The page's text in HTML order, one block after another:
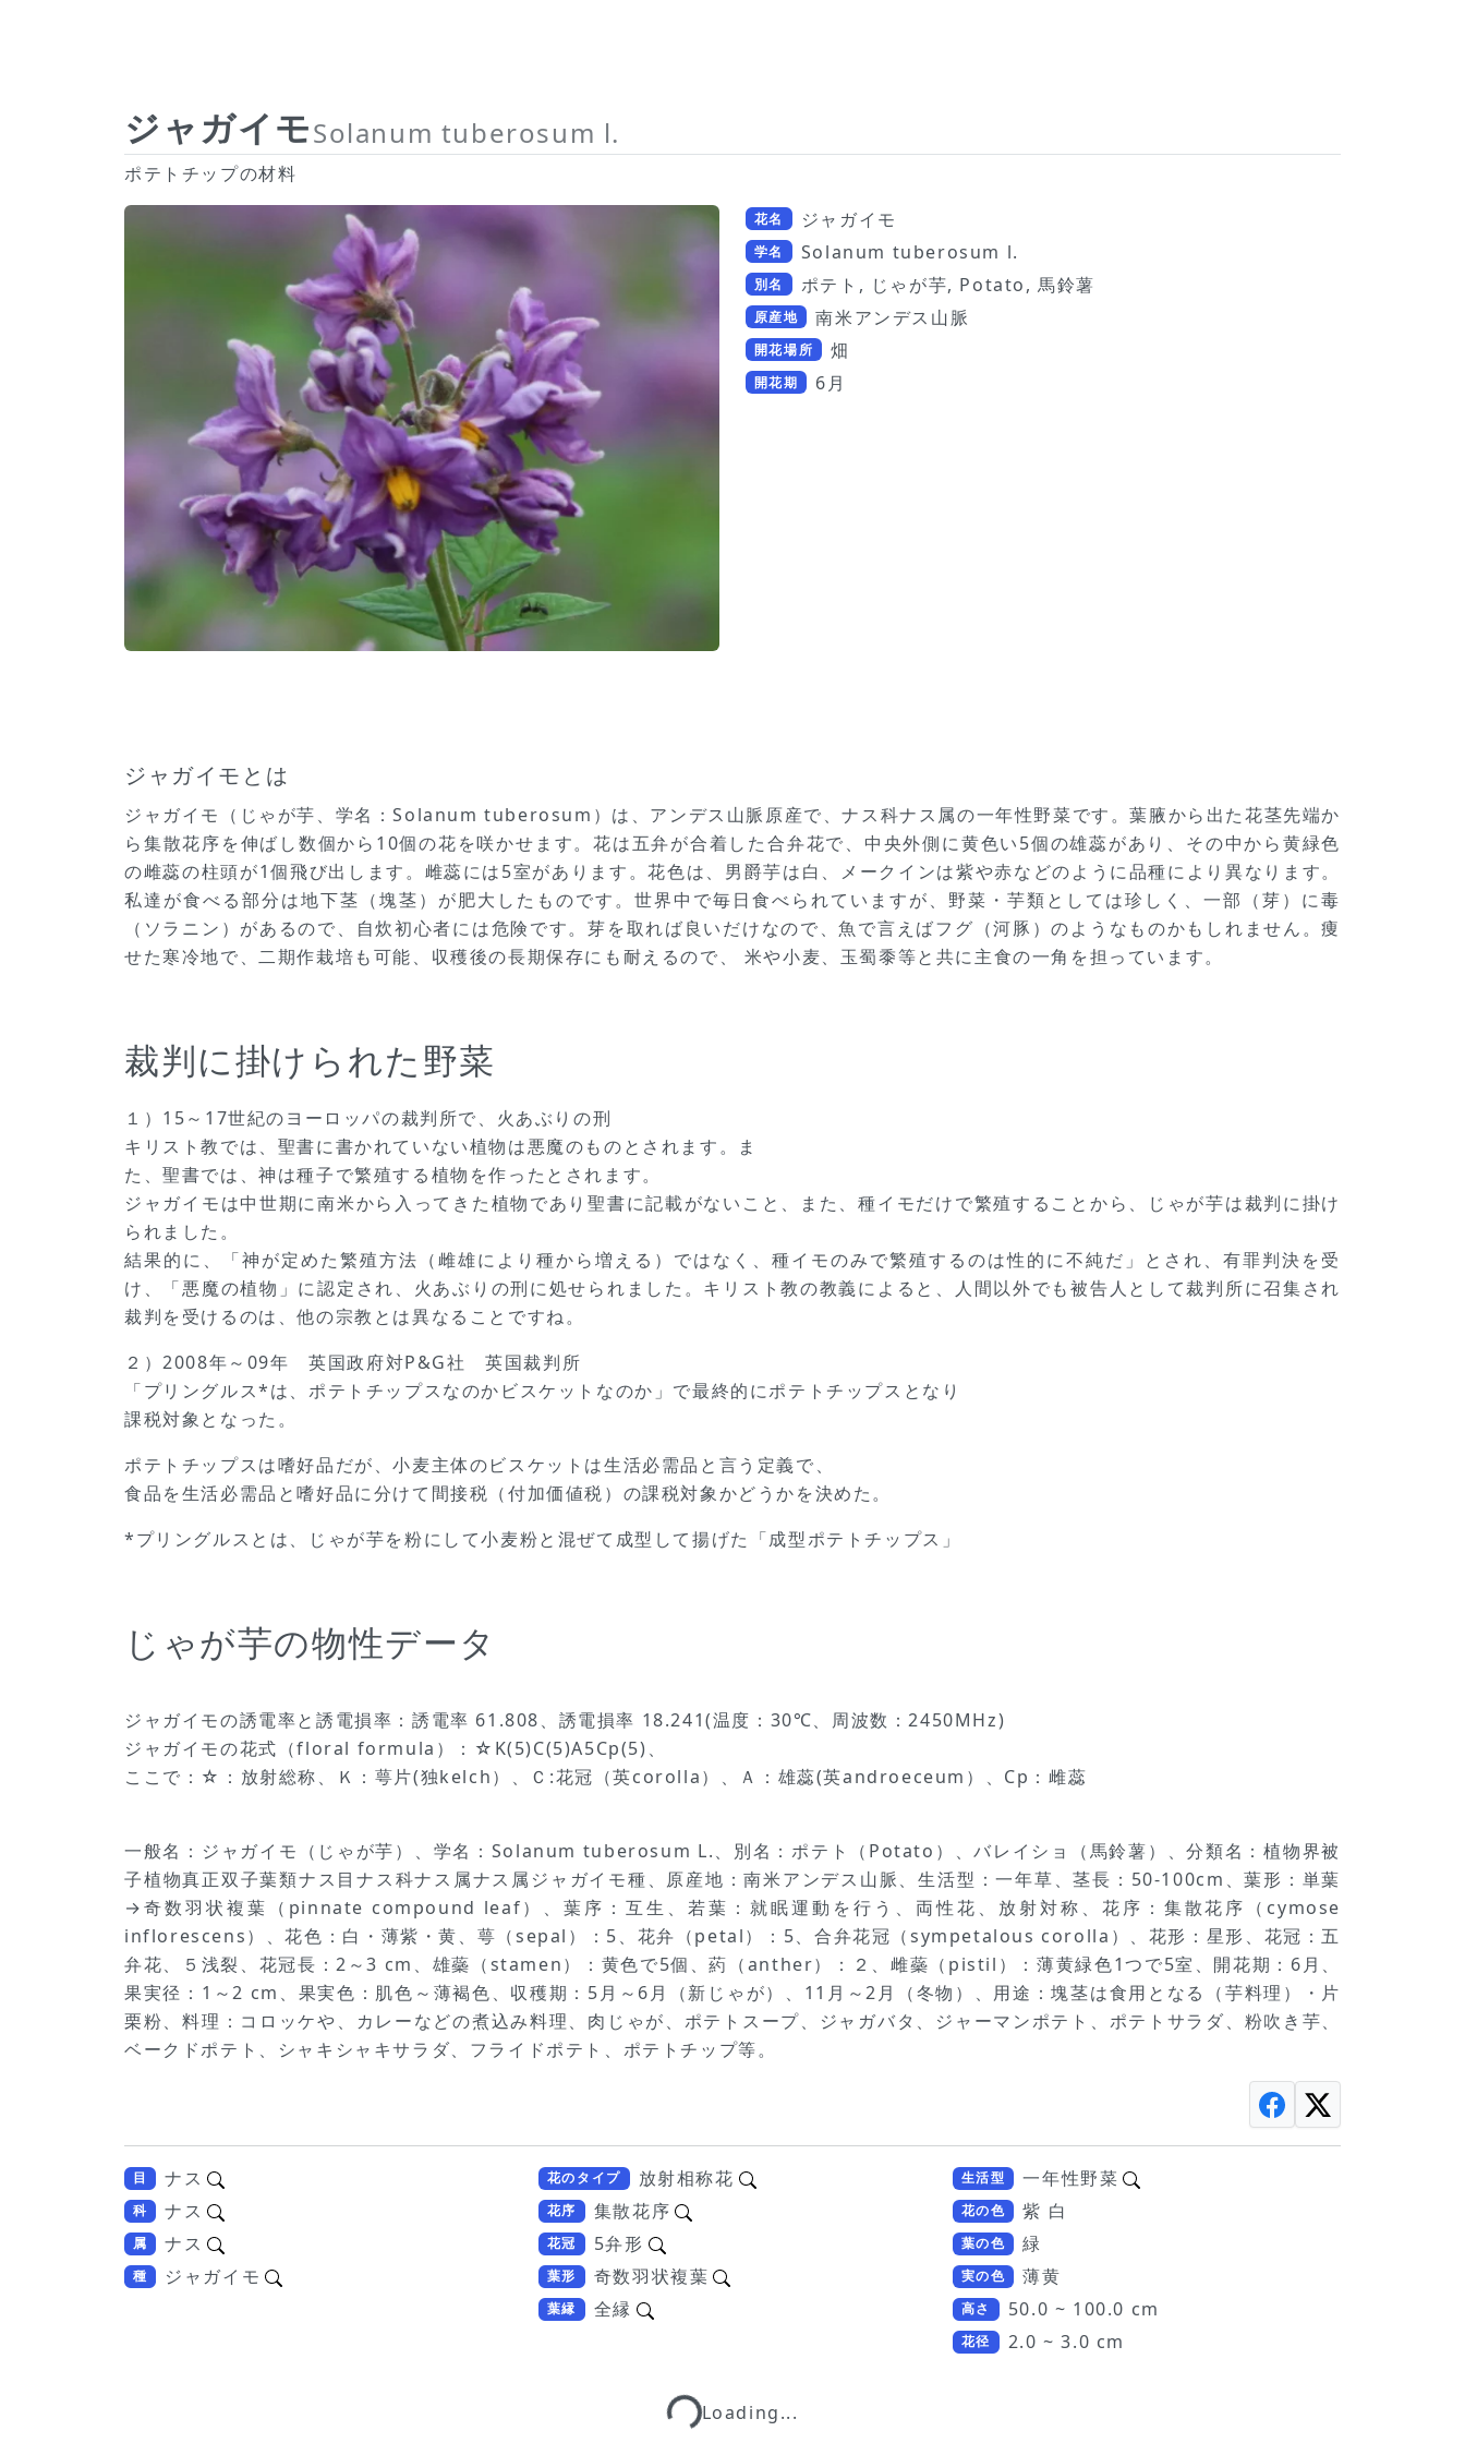
ジャガイモSolanum tuberosum l.
ポテトチップの材料
花名 ジャガイモ
学名 Solanum tuberosum l.
別名 ポテト, じゃが芋, Potato, 馬鈴薯
原産地 南米アンデス山脈
開花場所 畑
開花期 6月
ジャガイモとは
ジャガイモ（じゃが芋、学名：Solanum tuberosum）は、アンデス山脈原産で、ナス科ナス属の一年性野菜です。葉腋から出た花茎先端か
ら集散花序を伸ばし数個から10個の花を咲かせます。花は五弁が合着した合弁花で、中央外側に黄色い5個の雄蕊があり、その中から黄緑色
の雌蕊の柱頭が1個飛び出します。雌蕊には5室があります。花色は、男爵芋は白、メークインは紫や赤などのように品種により異なります。
私達が食べる部分は地下茎（塊茎）が肥大したものです。世界中で毎日食べられていますが、野菜・芋類としては珍しく、一部（芽）に毒
（ソラニン）があるので、自炊初心者には危険です。芽を取れば良いだけなので、魚で言えばフグ（河豚）のようなものかもしれません。痩
せた寒冷地で、二期作栽培も可能、収穫後の長期保存にも耐えるので、 米や小麦、玉蜀黍等と共に主食の一角を担っています。
裁判に掛けられた野菜
１）15～17世紀のヨーロッパの裁判所で、火あぶりの刑
キリスト教では、聖書に書かれていない植物は悪魔のものとされます。ま
た、聖書では、神は種子で繁殖する植物を作ったとされます。
ジャガイモは中世期に南米から入ってきた植物であり聖書に記載がないこと、また、種イモだけで繁殖することから、じゃが芋は裁判に掛け
られました。
結果的に、「神が定めた繁殖方法（雌雄により種から増える）ではなく、種イモのみで繁殖するのは性的に不純だ」とされ、有罪判決を受
け、「悪魔の植物」に認定され、火あぶりの刑に処せられました。キリスト教の教義によると、人間以外でも被告人として裁判所に召集され
裁判を受けるのは、他の宗教とは異なることですね。
２）2008年～09年 英国政府対P&G社 英国裁判所
「プリングルス*は、ポテトチップスなのかビスケットなのか」で最終的にポテトチップスとなり
課税対象となった。
ポテトチップスは嗜好品だが、小麦主体のビスケットは生活必需品と言う定義で、
食品を生活必需品と嗜好品に分けて間接税（付加価値税）の課税対象かどうかを決めた。
*プリングルスとは、じゃが芋を粉にして小麦粉と混ぜて成型して揚げた「成型ポテトチップス」
じゃが芋の物性データ
ジャガイモの誘電率と誘電損率：誘電率 61.808、誘電損率 18.241(温度：30℃、周波数：2450MHz)
ジャガイモの花式（floral formula）：☆K(5)C(5)A5Cp(5)、
ここで：☆：放射総称、Ｋ：萼片(独kelch）、Ｃ:花冠（英corolla）、Ａ：雄蕊(英androeceum）、Cp：雌蕊
一般名：ジャガイモ（じゃが芋）、学名：Solanum tuberosum L.、別名：ポテト（Potato）、バレイショ（馬鈴薯）、分類名：植物界被
子植物真正双子葉類ナス目ナス科ナス属ナス属ジャガイモ種、原産地：南米アンデス山脈、生活型：一年草、茎長：50-100cm、葉形：単葉
→奇数羽状複葉（pinnate compound leaf）、葉序：互生、若葉：就眠運動を行う、両性花、放射対称、花序：集散花序（cymose
inflorescens）、花色：白・薄紫・黄、萼（sepal）：5、花弁（petal）：5、合弁花冠（sympetalous corolla）、花形：星形、花冠：五
弁花、５浅裂、花冠長：2～3 cm、雄蘂（stamen）：黄色で5個、葯（anther）：２、雌蘂（pistil）：薄黄緑色1つで5室、開花期：6月、
果実径：1～2 cm、果実色：肌色～薄褐色、収穫期：5月～6月（新じゃが）、11月～2月（冬物）、用途：塊茎は食用となる（芋料理）・片
栗粉、料理：コロッケや、カレーなどの煮込み料理、肉じゃが、ポテトスープ、ジャガバタ、ジャーマンポテト、ポテトサラダ、粉吹き芋、
ベークドポテト、シャキシャキサラダ、フライドポテト、ポテトチップ等。
目 ナス
科 ナス
属 ナス
種 ジャガイモ
花のタイプ 放射相称花
花序 集散花序
花冠 5弁形
葉形 奇数羽状複葉
葉縁 全縁
生活型 一年性野菜
花の色 紫 白
葉の色 緑
実の色 薄黄
高さ 50.0 ~ 100.0 cm
花径 2.0 ~ 3.0 cm
Loading...